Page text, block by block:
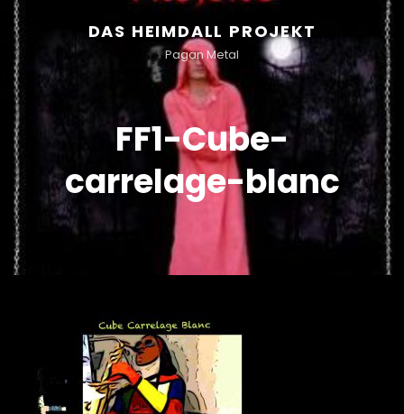
DAS HEIMDALL PROJEKT
Pagan Metal
FF1-Cube-
carrelage-blanc